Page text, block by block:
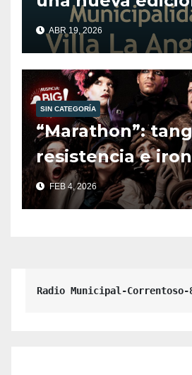
programa
Deporte.
ABR 19, 2026
SIN CATEGORÍA
“Marathon”:
resistencia e
escena.
FEB 4, 2026
Radio Municipal-Correntoso-